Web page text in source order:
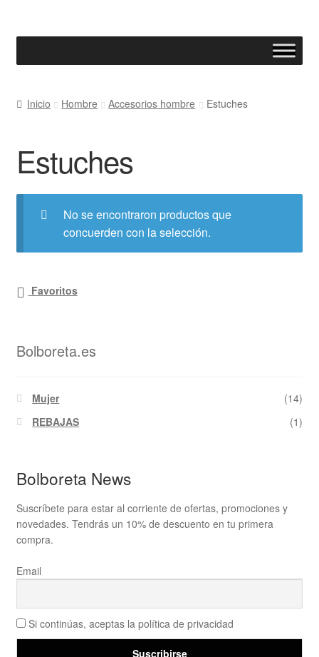
la
contenido
Inicio Hombre Accesorios hombre Estuches
Estuches
No se encontraron productos que
concuerden con la selección.
Favoritos
Bolboreta.es
Mujer
(14)
REBAJAS
(1)
Bolboreta News
Suscríbete para estar al corriente de ofertas, promociones y
novedades. Tendrás un 10% de descuento en tu primera
compra.
Email
Si continúas, aceptas la política de privacidad